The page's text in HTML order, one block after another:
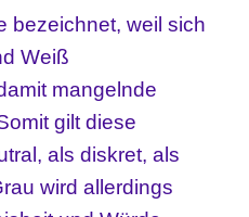
bezeichnet, weil sich
Weiß
mangelnde
gilt diese
als diskret, als
wird allerdings